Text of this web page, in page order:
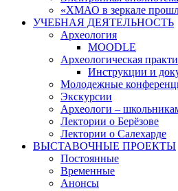
«ХМАО в зеркале
УЧЕБНАЯ ДЕЯТЕЛЬНОСТЬ
Археология
MOODLE
Археологическая
Инструкции и
Молодежные
Экскурсии
Археологи –
Лектории о Берёзове
Лектории о Салехарде
ВЫСТАВОЧНЫЕ ПРОЕКТЫ
Постоянные
Временные
Анонсы